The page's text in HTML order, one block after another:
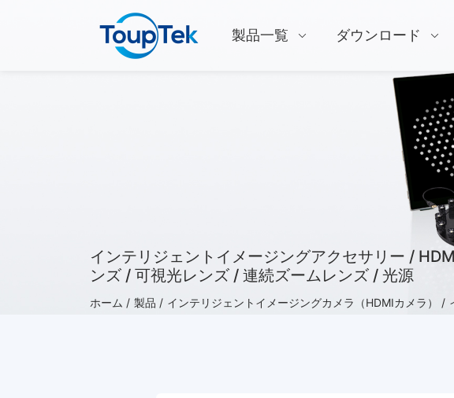
製品一覧 ダウンロード
インテリジェントイメージングアクセサリー /
ンズ / 可視光レンズ / 連続ズームレンズ / 光源
ホーム / 製品 / インテリジェントイメージングカメラ（HDMIカメラ） /